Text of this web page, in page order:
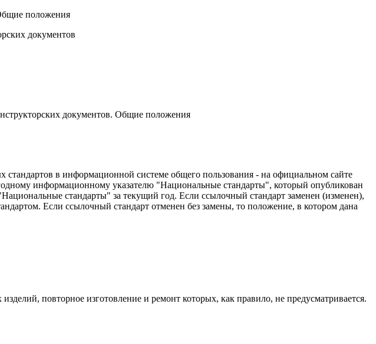
положения
документов
документов. Общие положения
в информационной системе общего пользования - на официальном сайте
информационному указателю "Национальные стандарты", который опубликован
стандарты" за текущий год. Если ссылочный стандарт заменен (изменен),
Если ссылочный стандарт отменен без замены, то положение, в котором дана
повторное изготовление и ремонт которых, как правило, не предусматривается.